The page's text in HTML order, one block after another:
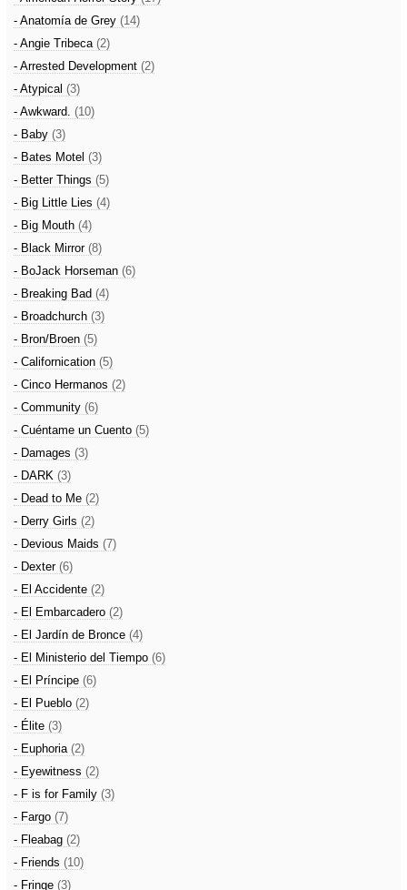
- Anatomía de Grey (14)
- Angie Tribeca (2)
- Arrested Development (2)
- Atypical (3)
- Awkward. (10)
- Baby (3)
- Bates Motel (3)
- Better Things (5)
- Big Little Lies (4)
- Big Mouth (4)
- Black Mirror (8)
- BoJack Horseman (6)
- Breaking Bad (4)
- Broadchurch (3)
- Bron/Broen (5)
- Californication (5)
- Cinco Hermanos (2)
- Community (6)
- Cuéntame un Cuento (5)
- Damages (3)
- DARK (3)
- Dead to Me (2)
- Derry Girls (2)
- Devious Maids (7)
- Dexter (6)
- El Accidente (2)
- El Embarcadero (2)
- El Jardín de Bronce (4)
- El Ministerio del Tiempo (6)
- El Príncipe (6)
- El Pueblo (2)
- Élite (3)
- Euphoria (2)
- Eyewitness (2)
- F is for Family (3)
- Fargo (7)
- Fleabag (2)
- Friends (10)
- Fringe (3)